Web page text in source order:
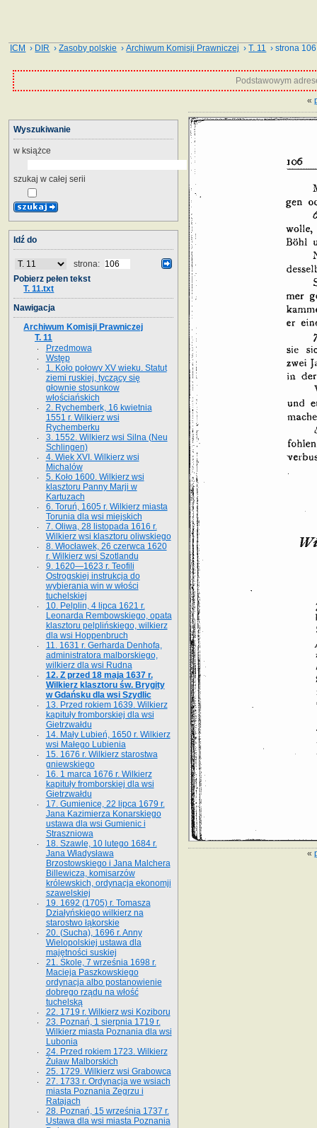
ICM › DIR ›Zasoby polskie ›Archiwum Komisji Prawniczej ›T. 11 › strona 106
Podstawowym
«
«
Wyszukiwanie
w książce
szukaj w całej serii
Idź do
strona:
Pobierz pełen tekst
T. 11.txt
Nawigacja
Archiwum Komisji Prawniczej
T. 11
Przedmowa
Wstęp
1. Koło połowy XV wieku. Statut
ziemi ruskiej, tyczący się
głownie stosunkow
włościańskich
2. Rychemberk, 16 kwietnia
1551 r. Wilkierz wsi
Rychemberku
3. 1552. Wilkierz wsi Silna (Neu
Schlingen)
4. Wiek XVI. Wilkierz wsi
Michalów
5. Koło 1600. Wilkierz wsi
klasztoru Panny Marji w
Kartuzach
6. Toruń, 1605 r. Wilkierz miasta
Torunia dla wsi miejskich
7. Oliwa, 28 listopada 1616 r.
Wilkierz wsi klasztoru oliwskiego
8. Włocławek, 26 czerwca 1620
r. Wilkierz wsi Szotlandu
9. 1620—1623 r. Teofili
Ostrogskiej instrukcja do
wybierania win w włości
tuchelskiej
10. Pelplin, 4 lipca 1621 r.
Leonarda Rembowskiego, opata
klasztoru pelplińskiego, wilkierz
dla wsi Hoppenbruch
11. 1631 r. Gerharda Denhofa,
administratora malborskiego,
wilkierz dla wsi Rudna
12. Z przed 18 maja 1637 r.
Wilkierz klasztoru św. Brygity
w Gdańsku dla wsi Szydlic
13. Przed rokiem 1639. Wilkierz
kapituły fromborskiej dla wsi
Gietrzwałdu
14. Mały Lubień, 1650 r. Wilkierz
wsi Małego Lubienia
15. 1676 r. Wilkierz starostwa
gniewskiego
16. 1 marca 1676 r. Wilkierz
kapituły fromborskiej dla wsi
Gietrzwałdu
17. Gumienice, 22 lipca 1679 r.
Jana Kazimierza Konarskiego
ustawa dla wsi Gumienic i
Straszniowa
18. Szawle, 10 lutego 1684 r.
Jana Władysława
Brzostowskiego i Jana Malchera
Billewicza, komisarzów
królewskich, ordynacja ekonomji
szawelskiej
19. 1692 (1705) r. Tomasza
Działyńskiego wilkierz na
starostwo łąkorskie
20. (Sucha), 1696 r. Anny
Wielopolskiej ustawa dla
majętności suskiej
21. Skole, 7 września 1698 r.
Macieja Paszkowskiego
ordynacja albo postanowienie
dobrego rządu na włość
tuchelską
22. 1719 r. Wilkierz wsi Koziboru
23. Poznań, 1 sierpnia 1719 r.
Wilkierz miasta Poznania dla wsi
Lubonia
24. Przed rokiem 1723. Wilkierz
Żuław Malborskich
25. 1729. Wilkierz wsi Grabowca
27. 1733 r. Ordynacja we wsiach
miasta Poznania Zegrzu i
Ratajach
28. Poznań, 15 września 1737 r.
Ustawa dla wsi miasta Poznania